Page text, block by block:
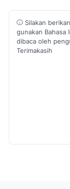
Silakan
gunakan Bahasa
dibaca oleh
Terimakasih